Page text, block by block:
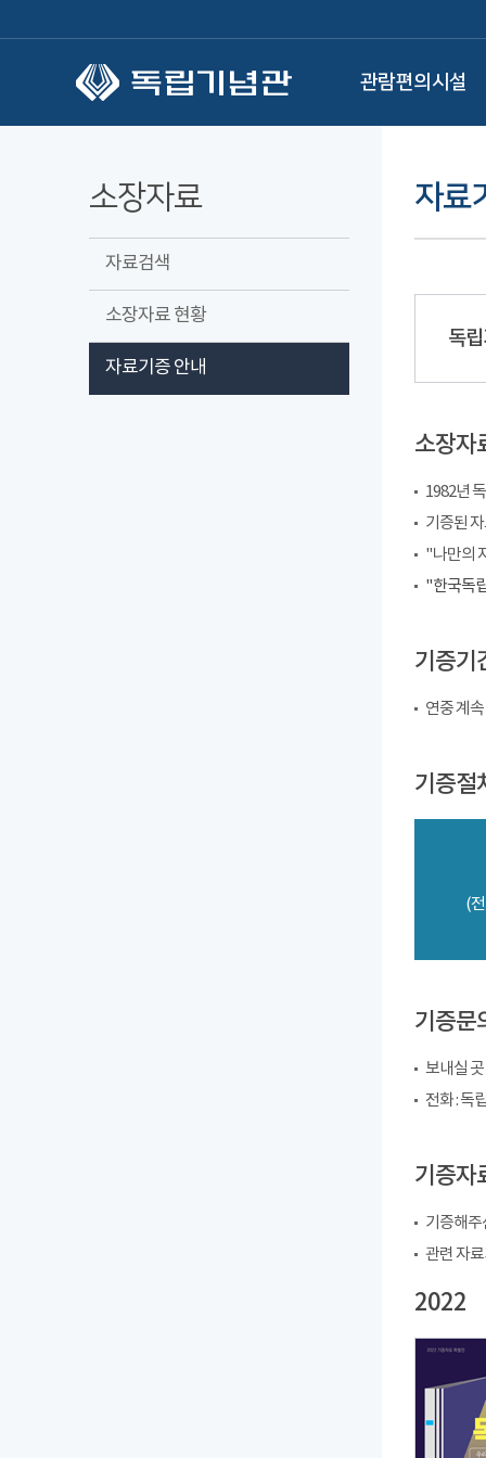
관람편의시설
소장자료
자료검색
소장자료 현황
자료기증 안내
자료
독
소장자
1982년
기증된
"나만의
"한국독
기증기
연중 계속
기증절
(
기증문
보내실
전화 : 독
기증자
기증해주
관련 자
2022